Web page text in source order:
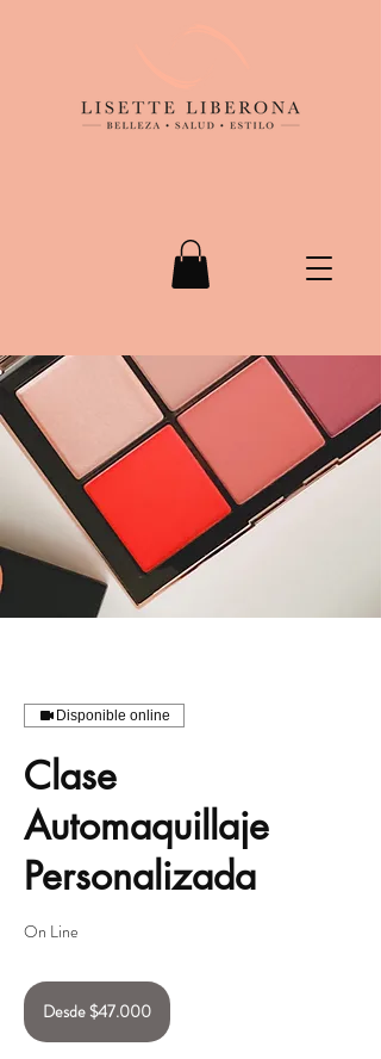
Disponible online
Clase
Automaquillaje
Personalizada
On Line
Desde
47.000
pesos
chilenos
Desde $47.000